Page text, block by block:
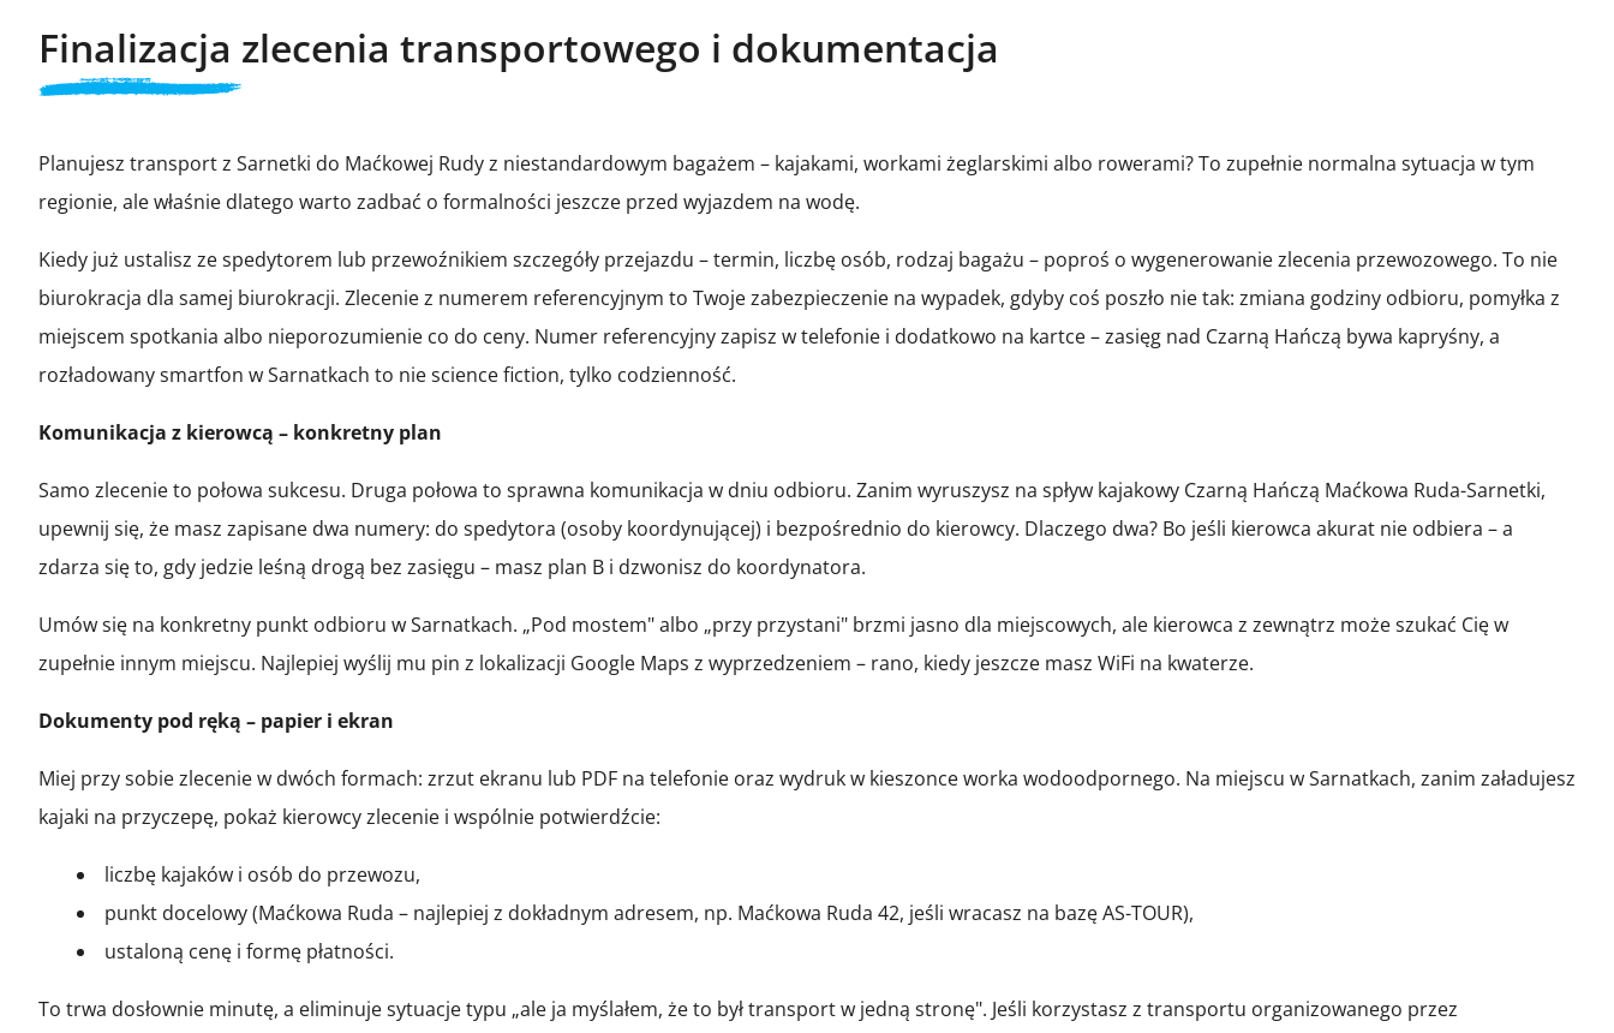
Finalizacja zlecenia transportowego i dokumentacja
Planujesz transport z Sarnetki do Maćkowej Rudy z niestandardowym bagażem – kajakami, workami żeglarskimi albo rowerami? To zupełnie normalna sytuacja w tym
regionie, ale właśnie dlatego warto zadbać o formalności jeszcze przed wyjazdem na wodę.
Kiedy już ustalisz ze spedytorem lub przewoźnikiem szczegóły przejazdu – termin, liczbę osób, rodzaj bagażu – poproś o wygenerowanie zlecenia przewozowego. To nie
biurokracja dla samej biurokracji. Zlecenie z numerem referencyjnym to Twoje zabezpieczenie na wypadek, gdyby coś poszło nie tak: zmiana godziny odbioru, pomyłka z
miejscem spotkania albo nieporozumienie co do ceny. Numer referencyjny zapisz w telefonie i dodatkowo na kartce – zasięg nad Czarną Hańczą bywa kapryśny, a
rozładowany smartfon w Sarnatkach to nie science fiction, tylko codzienność.
Komunikacja z kierowcą – konkretny plan
Samo zlecenie to połowa sukcesu. Druga połowa to sprawna komunikacja w dniu odbioru. Zanim wyruszysz na spływ kajakowy Czarną Hańczą Maćkowa Ruda-Sarnetki,
upewnij się, że masz zapisane dwa numery: do spedytora (osoby koordynującej) i bezpośrednio do kierowcy. Dlaczego dwa? Bo jeśli kierowca akurat nie odbiera – a
zdarza się to, gdy jedzie leśną drogą bez zasięgu – masz plan B i dzwonisz do koordynatora.
Umów się na konkretny punkt odbioru w Sarnatkach. „Pod mostem" albo „przy przystani" brzmi jasno dla miejscowych, ale kierowca z zewnątrz może szukać Cię w
zupełnie innym miejscu. Najlepiej wyślij mu pin z lokalizacji Google Maps z wyprzedzeniem – rano, kiedy jeszcze masz WiFi na kwaterze.
Dokumenty pod ręką – papier i ekran
Miej przy sobie zlecenie w dwóch formach: zrzut ekranu lub PDF na telefonie oraz wydruk w kieszonce worka wodoodpornego. Na miejscu w Sarnatkach, zanim załadujesz
kajaki na przyczepę, pokaż kierowcy zlecenie i wspólnie potwierdźcie:
liczbę kajaków i osób do przewozu,
punkt docelowy (Maćkowa Ruda – najlepiej z dokładnym adresem, np. Maćkowa Ruda 42, jeśli wracasz na bazę AS-TOUR),
ustaloną cenę i formę płatności.
To trwa dosłownie minutę, a eliminuje sytuacje typu „ale ja myślałem, że to był transport w jedną stronę". Jeśli korzystasz z transportu organizowanego przez